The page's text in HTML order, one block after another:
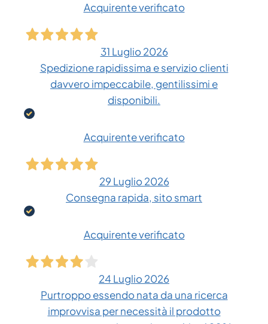
Acquirente verificato
31 Luglio 2026
Spedizione rapidissima e servizio clienti
davvero impeccabile, gentilissimi e
disponibili.
Acquirente verificato
29 Luglio 2026
Consegna rapida, sito smart
Acquirente verificato
24 Luglio 2026
Purtroppo essendo nata da una ricerca
improvvisa per necessità il prodotto